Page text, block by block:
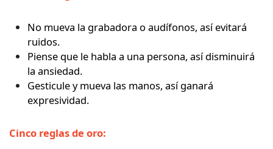
No mueva la grabadora o audífonos, así evitará
ruidos.
Piense que le habla a una persona, así disminuirá
la ansiedad.
Gesticule y mueva las manos, así ganará
expresividad.
Cinco reglas de oro: